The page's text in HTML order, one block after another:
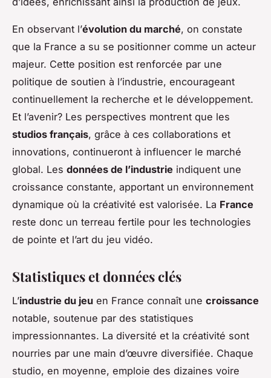
En observant l’évolution du marché, on constate
que la France a su se positionner comme un acteur
majeur. Cette position est renforcée par une
politique de soutien à l’industrie, encourageant
continuellement la recherche et le développement.
Et l’avenir? Les perspectives montrent que les
studios français, grâce à ces collaborations et
innovations, continueront à influencer le marché
global. Les données de l’industrie indiquent une
croissance constante, apportant un environnement
dynamique où la créativité est valorisée. La France
reste donc un terreau fertile pour les technologies
de pointe et l’art du jeu vidéo.
Statistiques et données clés
L’industrie du jeu en France connaît une croissance
notable, soutenue par des statistiques
impressionnantes. La diversité et la créativité sont
nourries par une main d’œuvre diversifiée. Chaque
studio, en moyenne, emploie des dizaines voire